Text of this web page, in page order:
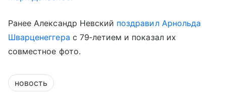
Ранее Александр Невский поздравил Арнольда
Шварценеггера с 79‑летием и показал их
совместное фото.
новость